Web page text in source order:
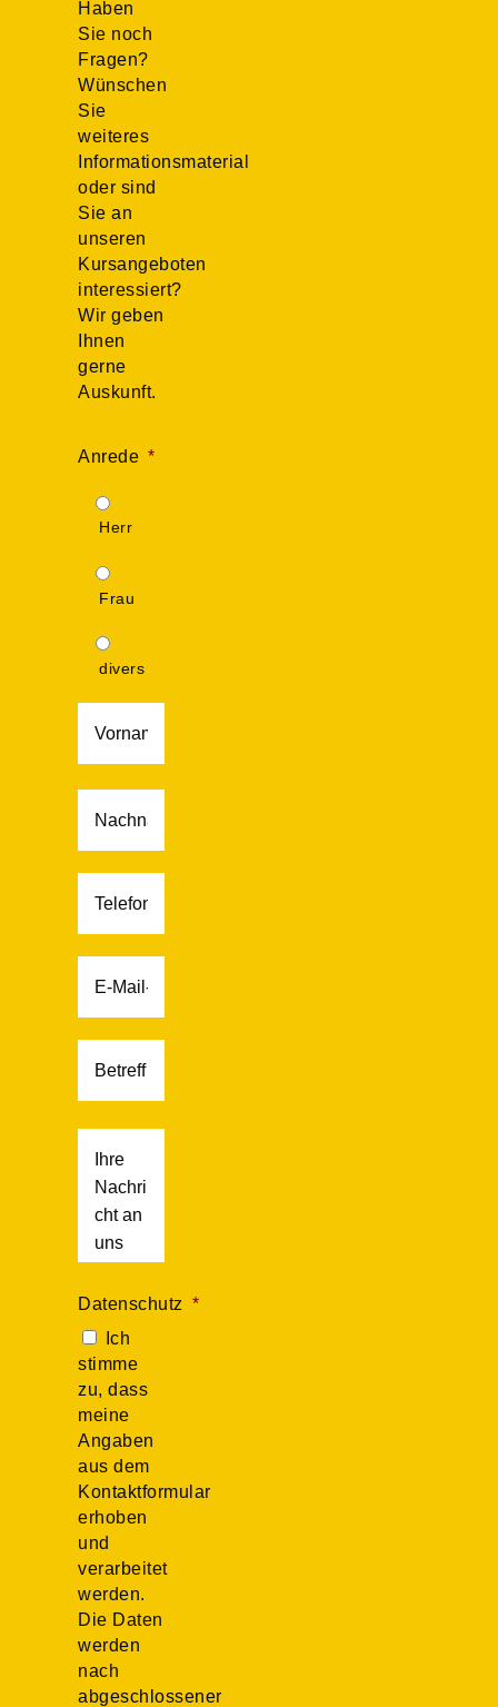
Haben
Sie noch
Fragen?
Wünschen
Sie
weiteres
Informationsmaterial
oder sind
Sie an
unseren
Kursangeboten
interessiert?
Wir geben
Ihnen
gerne
Auskunft.
Anrede *
Herr
Frau
divers
Mail *
Nachricht
Datenschutz *
Ich
stimme
zu, dass
meine
Angaben
aus dem
Kontaktformular
erhoben
und
verarbeitet
werden.
Die Daten
werden
nach
abgeschlossener